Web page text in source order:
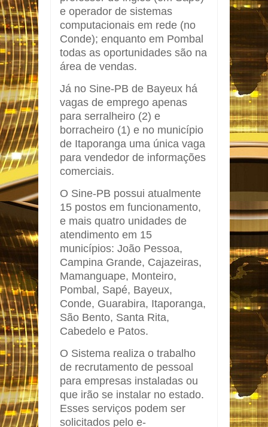
e operador de sistemas
computacionais em rede (no
Conde); enquanto em Pombal
todas as oportunidades são na
área de vendas.
Já no Sine-PB de Bayeux há
vagas de emprego apenas
para serralheiro (2) e
borracheiro (1) e no município
de Itaporanga uma única vaga
para vendedor de informações
comerciais.
O Sine-PB possui atualmente
15 postos em funcionamento,
e mais quatro unidades de
atendimento em 15
municípios: João Pessoa,
Campina Grande, Cajazeiras,
Mamanguape, Monteiro,
Pombal, Sapé, Bayeux,
Conde, Guarabira, Itaporanga,
São Bento, Santa Rita,
Cabedelo e Patos.
O Sistema realiza o trabalho
de recrutamento de pessoal
para empresas instaladas ou
que irão se instalar no estado.
Esses serviços podem ser
solicitados pelo e-